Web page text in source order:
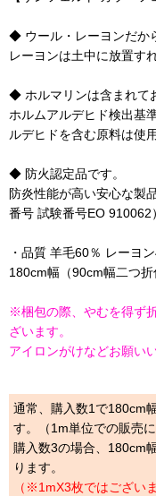
◆ ウール・レーヨンだか
レーヨンは土中に放置す
◆ ホルマリンは含まれて
ホルムアルデヒド検出基
ルデヒドを含む原料は使
◆ 防火認定品です。
防炎性能が高い安心な製
番号 試験番号EO 910062）
・品質 羊毛60％ レー
180cm幅（90cm幅二つ折
※梱包の際、やむを得ず
ざいます。
アイロンがけなどお願い
通常、購入数1で180cm
す。（1m単位での販売に
購入数3の場合、180cm
ります。
（※1mX3枚ではござい